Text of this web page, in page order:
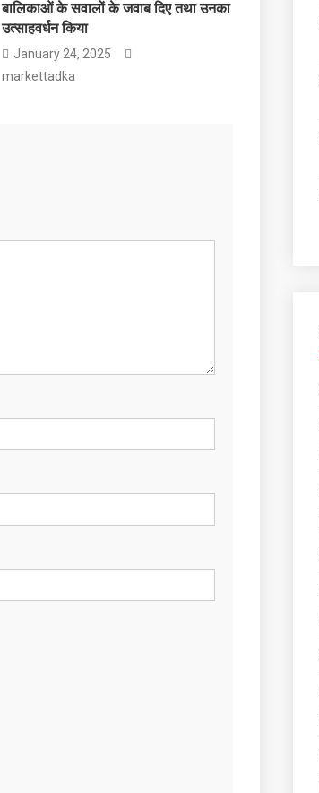
बालिकाओं के सवालों के जवाब दिए तथा उनका
उत्साहवर्धन किया
January 24, 2025
markettadka